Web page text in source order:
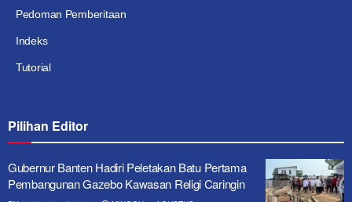
Pedoman Pemberitaan
Indeks
Tutorial
Pilihan Editor
Gubernur Banten Hadiri Peletakan Batu Pertama
Pembangunan Gazebo Kawasan Religi Caringin